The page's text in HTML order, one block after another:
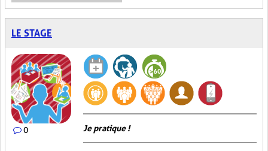
LE STAGE
0 Je pratique !